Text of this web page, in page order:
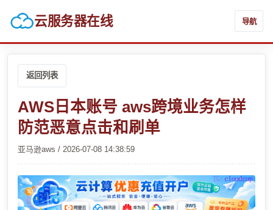
云服务器在线 导航
返回列表
AWS日本账号 aws跨境业务怎样
防范恶意点击和刷单
亚马逊aws / 2026-07-08 14:38:59